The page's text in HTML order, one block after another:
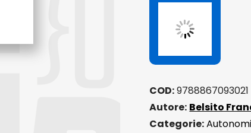
nella
scuola
delle
quantità
COD:9788867093021
Autore: Belsito
Categorie: